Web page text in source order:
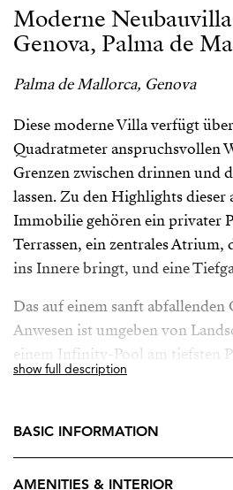
Moderne
Genova, Palma de
Palma de Mallorca, Genova
Diese moderne Villa verfügt
Quadratmeter anspruchsvollen
Grenzen zwischen drinnen und
lassen. Zu den Highlights
Immobilie gehören ein privater
Terrassen, ein zentrales Atrium,
ins Innere bringt, und eine
Das auf einem sanft
Anwesen ist umgeben von
einem Infinity-Pool am tiefsten
Wohnbereichen, die auf die
Das mit Pflanzen gefüllte
Erdgeschosses und füllt den
show full description
BASIC INFORMATION
AMENITIES & INTERIOR